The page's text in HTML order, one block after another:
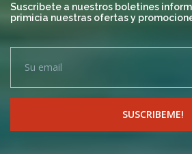
Suscribete a nuestros boletines
primicia nuestras ofertas y